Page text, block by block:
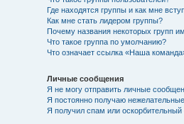
Где находятся группы и как мне
Как мне стать лидером группы?
Почему названия некоторых групп
Что такое группа по умолчанию?
Что означает ссылка «Наша
Личные сообщения
Я не могу отправить личные
Я постоянно получаю
Я получил спам или оскорбительный